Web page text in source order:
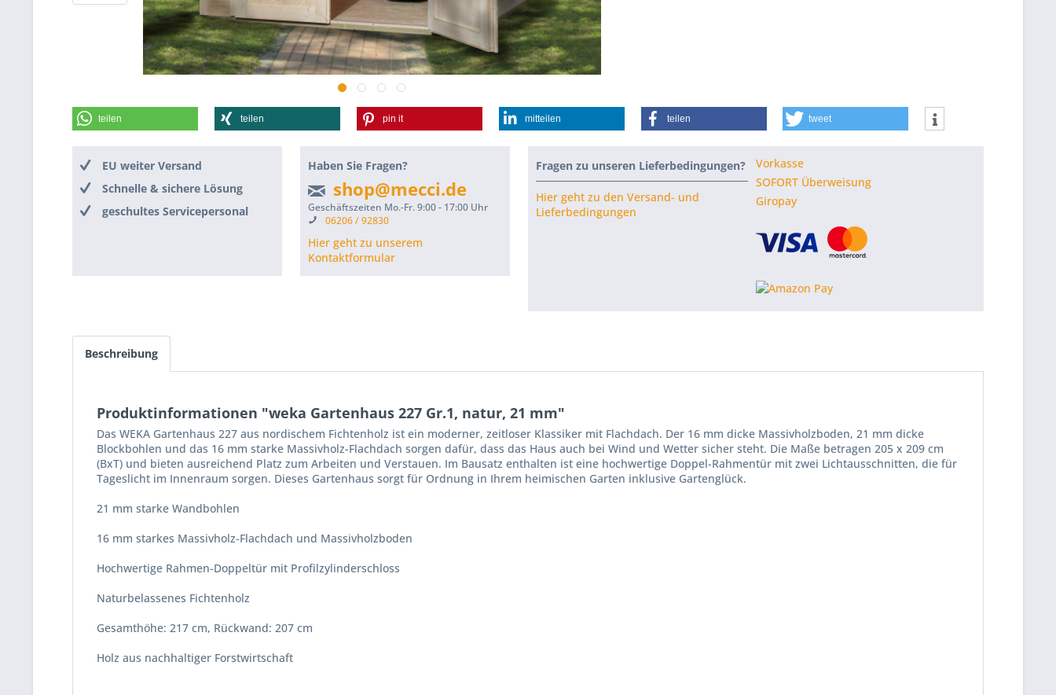
teilen teilen pin it mitteilen teilen tweet
EU weiter Versand
Schnelle & sichere Lösung
geschultes Servicepersonal
Haben Sie Fragen?
shop@mecci.de
Geschäftszeiten Mo.-Fr. 9:00 - 17:00 Uhr
06206 / 92830
Hier geht zu unserem
Kontaktformular
Fragen zu unseren Lieferbedingungen?
Hier geht zu den Versand- und
Lieferbedingungen
Vorkasse
SOFORT Überweisung
Giropay
Beschreibung
Produktinformationen "weka Gartenhaus 227 Gr.1, natur, 21 mm"
Das WEKA Gartenhaus 227 aus nordischem Fichtenholz ist ein moderner, zeitloser Klassiker mit Flachdach. Der 16 mm dicke Massivholzboden, 21 mm dicke
Blockbohlen und das 16 mm starke Massivholz-Flachdach sorgen dafür, dass das Haus auch bei Wind und Wetter sicher steht. Die Maße betragen 205 x 209 cm
(BxT) und bieten ausreichend Platz zum Arbeiten und Verstauen. Im Bausatz enthalten ist eine hochwertige Doppel-Rahmentür mit zwei Lichtausschnitten, die für
Tageslicht im Innenraum sorgen. Dieses Gartenhaus sorgt für Ordnung in Ihrem heimischen Garten inklusive Gartenglück.
21 mm starke Wandbohlen
16 mm starkes Massivholz-Flachdach und Massivholzboden
Hochwertige Rahmen-Doppeltür mit Profilzylinderschloss
Naturbelassenes Fichtenholz
Gesamthöhe: 217 cm, Rückwand: 207 cm
Holz aus nachhaltiger Forstwirtschaft